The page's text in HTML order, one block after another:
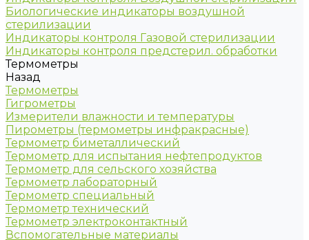
Биологические индикаторы воздушной
стерилизации
Индикаторы контроля Газовой стерилизации
Индикаторы контроля предстерил. обработки
Термометры
Назад
Термометры
Гигрометры
Измерители влажности и температуры
Пирометры (термометры инфракрасные)
Термометр биметаллический
Термометр для испытания нефтепродуктов
Термометр для сельского хозяйства
Термометр лабораторный
Термометр специальный
Термометр технический
Термометр электроконтактный
Вспомогательные материалы